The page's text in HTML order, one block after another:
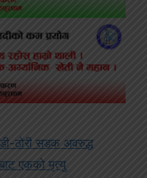
ठोरी सडक अवरुद्ध
एकको मृत्यु